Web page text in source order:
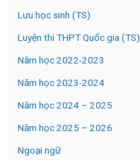
Lưu học sinh (TS)
Luyện thi THPT Quốc gia (TS)
Năm học 2022-2023
Năm học 2023-2024
Năm học 2024 – 2025
Năm học 2025 – 2026
Ngoại ngữ